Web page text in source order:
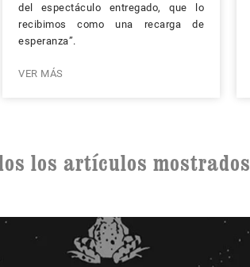
del espectáculo entregado, que lo
recibimos como una recarga de
esperanza”.
VER MÁS
los artículos mostrados